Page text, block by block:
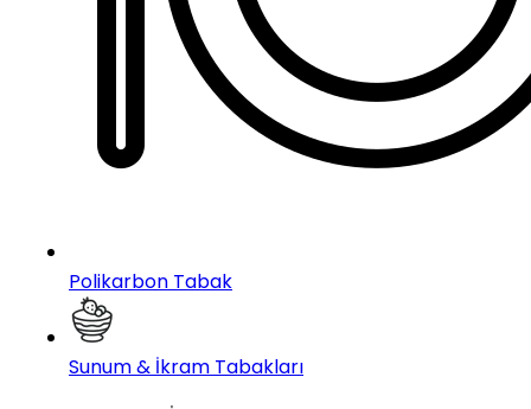
Polikarbon Tabak
Sunum & İkram Tabakları